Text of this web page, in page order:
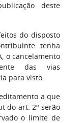
deste
do disposto
tenha
o cancelamento
das vias
para visto.
a que
do art. 2º serão
o limite de